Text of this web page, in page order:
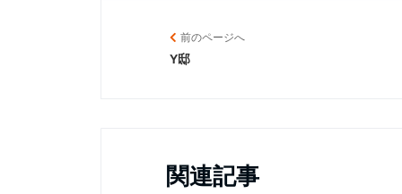
前のページへ
Y邸
関連記事